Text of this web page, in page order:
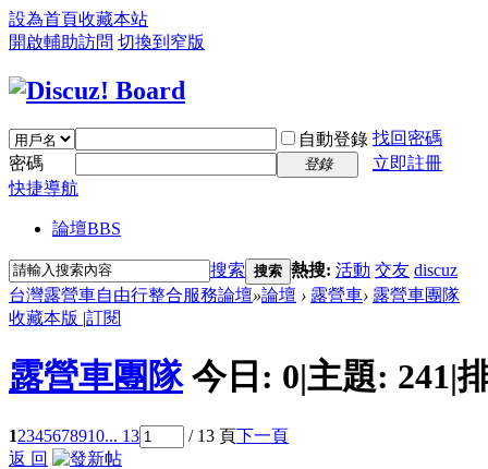
設為首頁收藏本站
開啟輔助訪問 切換到窄版
自動登錄 找回密碼
密碼
登錄
立即註冊
快捷導航
論壇BBS
搜索 搜索 熱搜: 活動 交友 discuz
台灣露營車自由行整合服務論壇»論壇 › 露營車› 露營車團隊
收藏本版 |訂閱
露營車團隊 今日: 0|主題: 241|
12345678910... 13 / 13 頁下一頁
返 回